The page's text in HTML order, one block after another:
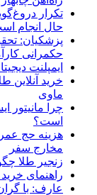
تکرار
حال انجام
پزشکیان:
حکمرانی
ایمپلنت
خرید آنلاین
ماوی
چرا مانیتور
است؟
مخارج سفر
زنجیر طلا
راهنمای خرید
عارف: با